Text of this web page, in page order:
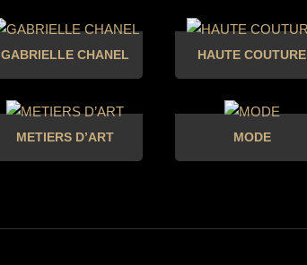
GABRIELLE CHANEL HAUTE COUTURE
METIERS D’ART MODE